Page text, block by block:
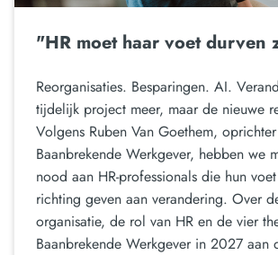
"HR moet haar voet durven
Reorganisaties. Besparingen. AI.
tijdelijk project meer, maar de nieuwe
Volgens Ruben Van Goethem,
Baanbrekende Werkgever, hebben we
nood aan HR-professionals die hun
richting geven aan verandering. Over
organisatie, de rol van HR en de vier
Baanbrekende Werkgever in 2027 aan